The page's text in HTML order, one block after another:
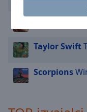
Style
Family
Taylor Swift
Scorpions